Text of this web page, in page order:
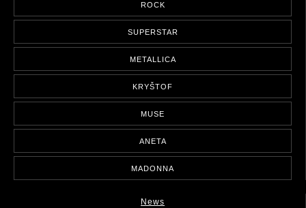
ROCK
SUPERSTAR
METALLICA
KRYŠTOF
MUSE
ANETA
MADONNA
News